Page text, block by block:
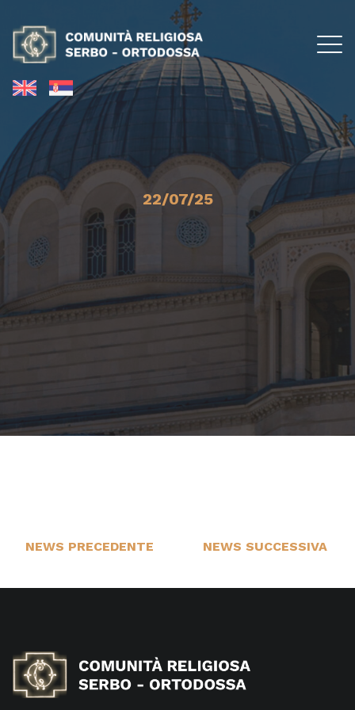
22/07/25
NEWS PRECEDENTE NEWS SUCCESSIVA